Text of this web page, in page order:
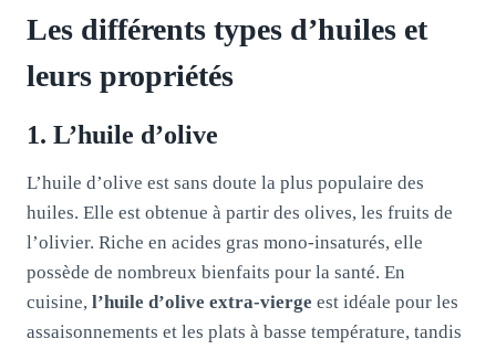
Les différents types d’huiles et
leurs propriétés
1. L’huile d’olive
L’huile d’olive est sans doute la plus populaire des
huiles. Elle est obtenue à partir des olives, les fruits de
l’olivier. Riche en acides gras mono-insaturés, elle
possède de nombreux bienfaits pour la santé. En
cuisine, l’huile d’olive extra-vierge est idéale pour les
assaisonnements et les plats à basse température, tandis